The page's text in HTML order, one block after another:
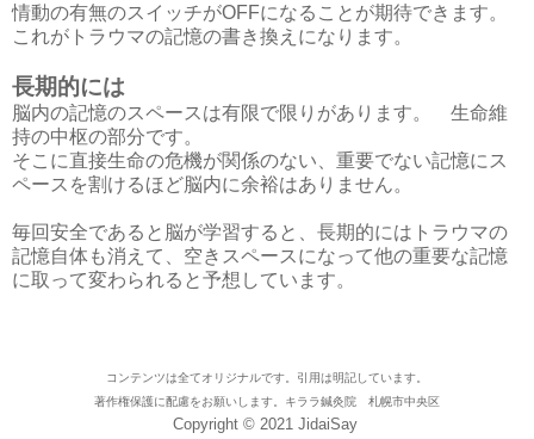
情動の有無のスイッチがOFFになることが期待できます。
これがトラウマの記憶の書き換えになります。
長期的には
脳内の記憶のスペースは有限で限りがあります。 生命維
持の中枢の部分です。
そこに直接生命の危機が関係のない、重要でない記憶にス
ペースを割けるほど脳内に余裕はありません。
毎回安全であると脳が学習すると、長期的にはトラウマの
記憶自体も消えて、空きスペースになって他の重要な記憶
に取って変わられると予想しています。
コンテンツは全てオリジナルです。引用は明記しています。
著作権保護に配慮をお願いします。キララ鍼灸院 札幌市中央区
Copyright © 2021 JidaiSay